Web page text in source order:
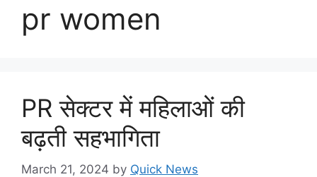
pr women
PR सेक्टर में महिलाओं की
बढ़ती सहभागिता
March 21, 2024 by Quick News